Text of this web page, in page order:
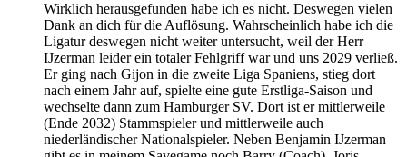
Wirklich herausgefunden habe ich es nicht. Deswegen vielen
Dank an dich für die Auflösung. Wahrscheinlich habe ich die
Ligatur deswegen nicht weiter untersucht, weil der Herr
IJzerman leider ein totaler Fehlgriff war und uns 2029 verließ.
Er ging nach Gijon in die zweite Liga Spaniens, stieg dort
nach einem Jahr auf, spielte eine gute Erstliga-Saison und
wechselte dann zum Hamburger SV. Dort ist er mittlerweile
(Ende 2032) Stammspieler und mittlerweile auch
niederländischer Nationalspieler. Neben Benjamin IJzerman